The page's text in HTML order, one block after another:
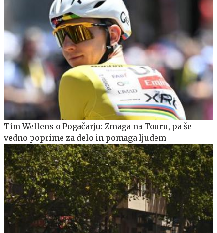
Tim Wellens o Pogačarju: Zmaga na Touru, pa še
vedno poprime za delo in pomaga ljudem